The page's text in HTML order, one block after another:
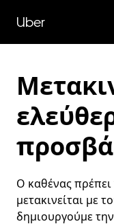
κύριο
περιεχόμενο
Uber
Ο καθένας πρέπει
μετακινείται με
δημιουργούμε